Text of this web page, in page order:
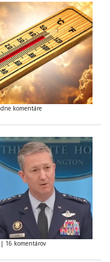
komentáre
| 16 komentárov